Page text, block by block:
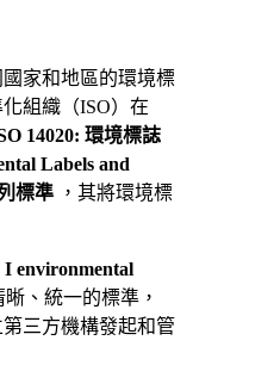
家和地區的環境標
組織（ISO）在
14020: 環境標誌
Labels and
標準 ，其將環境標
environmental
、統一的標準，
三方機構發起和管